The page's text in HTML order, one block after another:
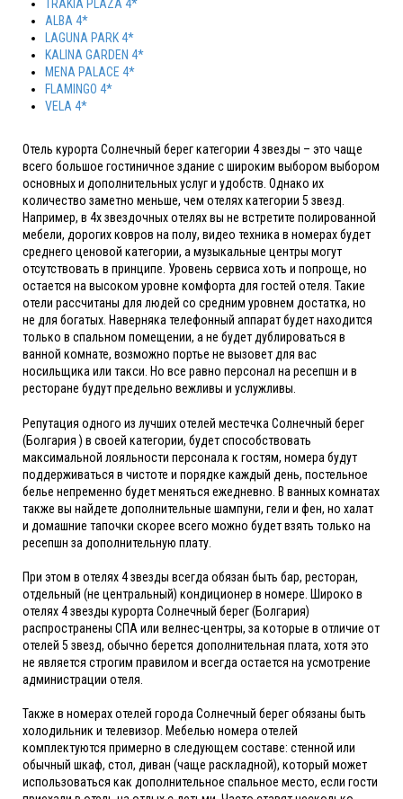
TRAKIA PLAZA 4*
ALBA 4*
LAGUNA PARK 4*
KALINA GARDEN 4*
MENA PALACE 4*
FLAMINGO 4*
VELA 4*
Отель курорта Солнечный берег категории 4 звезды – это чаще
всего большое гостиничное здание с широким выбором выбором
основных и дополнительных услуг и удобств. Однако их
количество заметно меньше, чем отелях категории 5 звезд.
Например, в 4х звездочных отелях вы не встретите полированной
мебели, дорогих ковров на полу, видео техника в номерах будет
среднего ценовой категории, а музыкальные центры могут
отсутствовать в принципе. Уровень сервиса хоть и попроще, но
остается на высоком уровне комфорта для гостей отеля. Такие
отели рассчитаны для людей со средним уровнем достатка, но
не для богатых. Наверняка телефонный аппарат будет находится
только в спальном помещении, а не будет дублироваться в
ванной комнате, возможно портье не вызовет для вас
носильщика или такси. Но все равно персонал на ресепшн и в
ресторане будут предельно вежливы и услужливы.
Репутация одного из лучших отелей местечка Солнечный берег
(Болгария ) в своей категории, будет способствовать
максимальной лояльности персонала к гостям, номера будут
поддерживаться в чистоте и порядке каждый день, постельное
белье непременно будет меняться ежедневно. В ванных комнатах
также вы найдете дополнительные шампуни, гели и фен, но халат
и домашние тапочки скорее всего можно будет взять только на
ресепшн за дополнительную плату.
При этом в отелях 4 звезды всегда обязан быть бар, ресторан,
отдельный (не центральный) кондиционер в номере. Широко в
отелях 4 звезды курорта Солнечный берег (Болгария)
распространены СПА или велнес-центры, за которые в отличие от
отелей 5 звезд, обычно берется дополнительная плата, хотя это
не является строгим правилом и всегда остается на усмотрение
администрации отеля.
Также в номерах отелей города Солнечный берег обязаны быть
холодильник и телевизор. Мебелью номера отелей
комплектуются примерно в следующем составе: стенной или
обычный шкаф, стол, диван (чаще раскладной), который может
использоваться как дополнительное спальное место, если гости